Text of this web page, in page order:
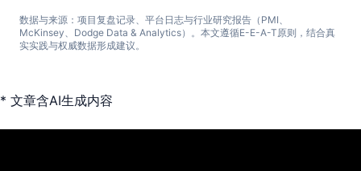
数据与来源：项目复盘记录、平台日志与行业研究报告（PMI、
McKinsey、Dodge Data & Analytics）。本文遵循E-E-A-T原则，结合真
实实践与权威数据形成建议。
* 文章含AI生成内容